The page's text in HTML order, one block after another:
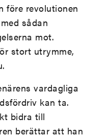
före revolutionen
sådan
mot.
stort utrymme,
vardagliga
kan ta.
bidra till
berättar att han